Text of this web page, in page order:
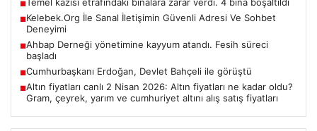
■
■Kelebek.Org İle Sanal İletişimin Güvenli Adresi Ve Sohbet
Deneyimi
■Ahbap Derneği yönetimine kayyum atandı. Fesih süreci
başladı
■Cumhurbaşkanı Erdoğan, Devlet Bahçeli ile görüştü
■Altın fiyatları canlı 2 Nisan 2026: Altın fiyatları ne kadar oldu?
Gram, çeyrek, yarım ve cumhuriyet altını alış satış fiyatları